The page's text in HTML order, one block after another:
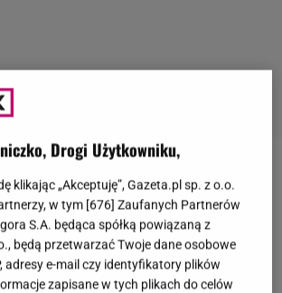
Karola Nawrockiegomoże być
na jaw wyszło, że kandydat na
w przeszłości biografię
- polskiego gangstera, który
trójmiejską mafią. Zrobił to pod
Drogi Użytkowniku,
klikając „Akceptuję”, Gazeta.pl sp. z o.o.
w tym [676] Zaufanych Partnerów
S.A. będąca spółką powiązaną z
będą przetwarzać Twoje dane osobowe
adresy e-mail czy identyfikatory plików
zapisane w tych plikach do celów